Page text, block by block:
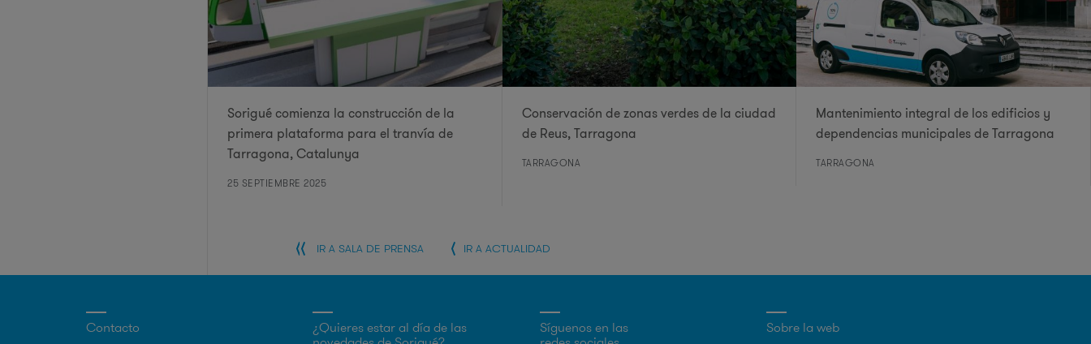
Sorigué comienza la construcción de la
primera plataforma para el tranvía de
Tarragona, Catalunya
25 SEPTIEMBRE 2025
Conservación de zonas verdes de la ciudad
de Reus, Tarragona​
TARRAGONA
Mantenimiento integral de los edificios y
dependencias municipales de Tarragona
TARRAGONA
IR A SALA DE PRENSA IR A ACTUALIDAD
Contacto
¿Quieres estar al día de las
Síguenos en las
Sobre la web